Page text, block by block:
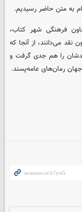
به متن حاضر رسیدیم.
فرهنگی شهر کتاب،
می‌دانند، از آنجا که
را هم جدی گرفت و
رمان‌های عامه‌پسند.